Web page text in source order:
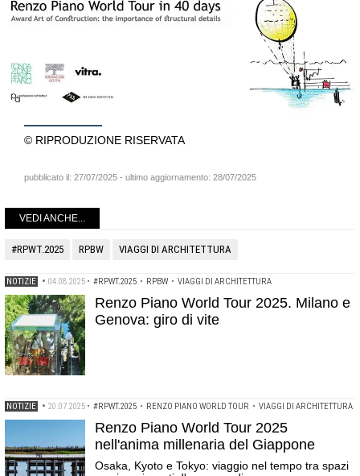
© RIPRODUZIONE RISERVATA
pubblicato il: 27/07/2025 - ultimo aggiornamento: 28/07/2025
VEDI ANCHE...
#RPWT.2025 RPBW VIAGGI DI ARCHITETTURA
NOTIZIE • 04.08.2025 • #RPWT.2025 • RPBW • VIAGGI DI ARCHITETTURA
Renzo Piano World Tour 2025. Milano e
Genova: giro di vite
NOTIZIE • 20.07.2025 • #RPWT.2025 • RENZO PIANO WORLD TOUR • VIAGGI DI ARCHITETTURA
Renzo Piano World Tour 2025
nell'anima millenaria del Giappone
Osaka, Kyoto e Tokyo: viaggio nel tempo tra spazi